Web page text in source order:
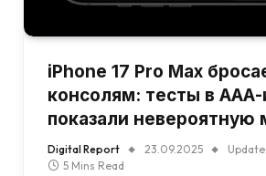
iPhone 17 Pro Max
консолям: тесты в ААА-
показали невероятную
Digital Report 23.09.2025
5 Mins Read